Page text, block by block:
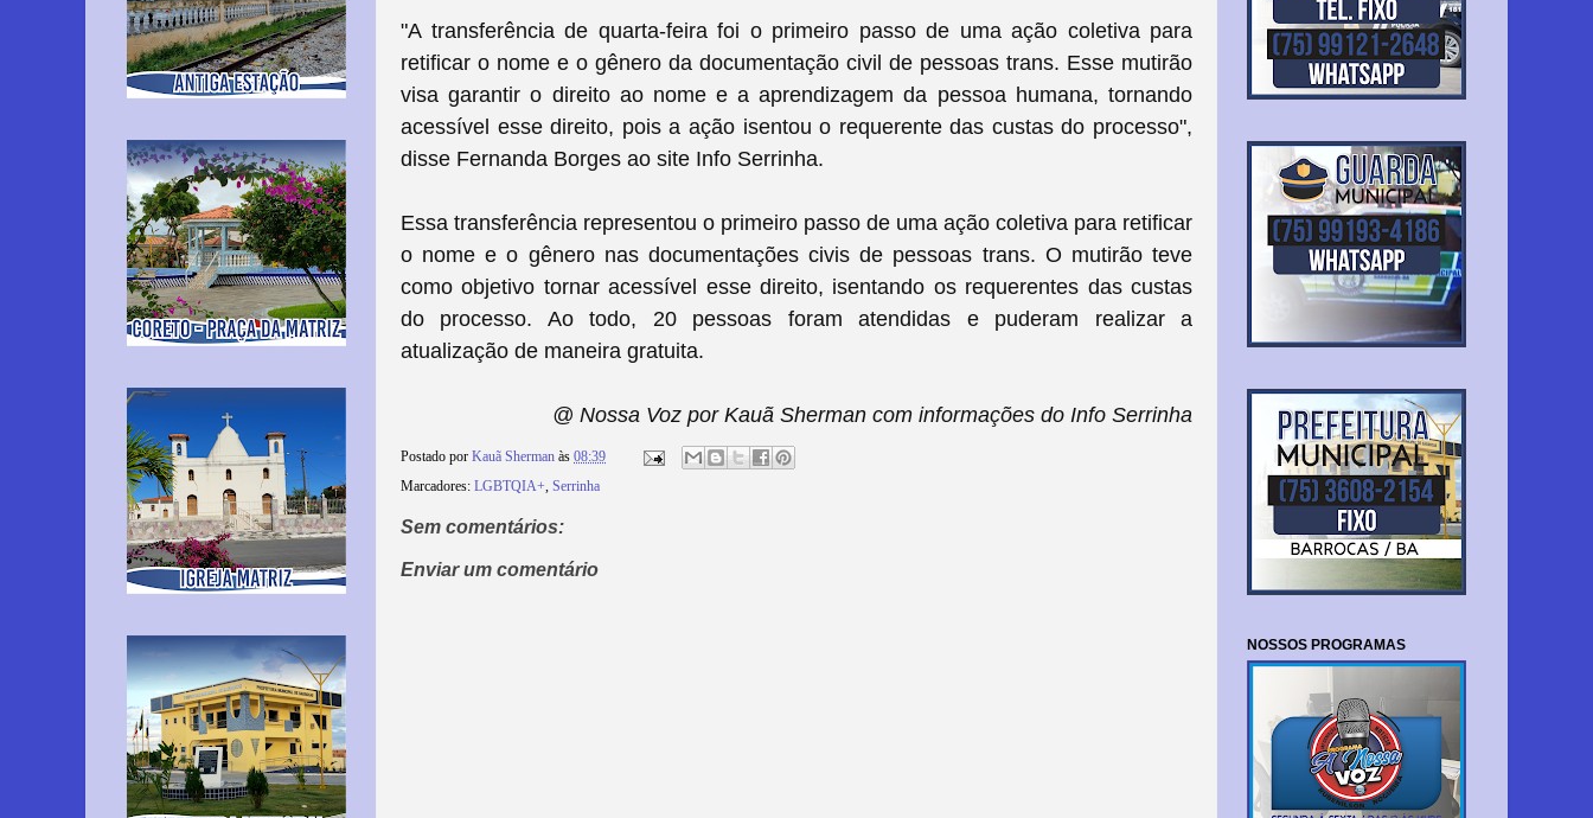
"A transferência de quarta-feira foi o primeiro passo de uma ação coletiva para
retificar o nome e o gênero da documentação civil de pessoas trans. Esse mutirão
visa garantir o direito ao nome e a aprendizagem da pessoa humana, tornando
acessível esse direito, pois a ação isentou o requerente das custas do processo",
disse Fernanda Borges ao site Info Serrinha.
Essa transferência representou o primeiro passo de uma ação coletiva para retificar
o nome e o gênero nas documentações civis de pessoas trans. O mutirão teve
como objetivo tornar acessível esse direito, isentando os requerentes das custas
do processo. Ao todo, 20 pessoas foram atendidas e puderam realizar a
atualização de maneira gratuita.
@ Nossa Voz por Kauã Sherman com informações do Info Serrinha
Postado por Kauã Sherman às 08:39
Marcadores: LGBTQIA+, Serrinha
Sem comentários:
Enviar um comentário
NOSSOS PROGRAMAS